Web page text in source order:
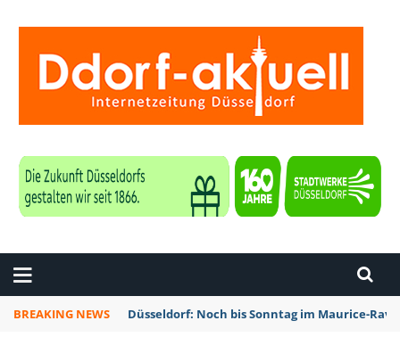
BREAKING NEWS Düsseldorf: Noch bis Sonntag im Maurice-